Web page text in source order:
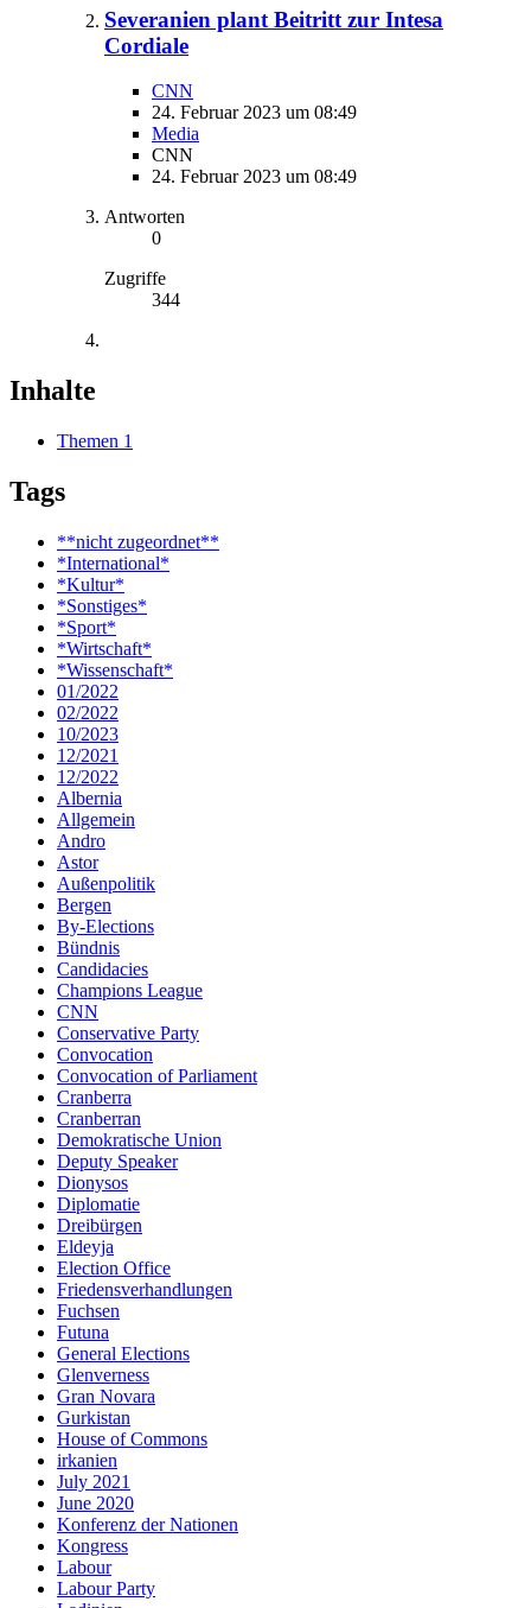
Severanien plant Beitritt zur Intesa
Cordiale
CNN
24. Februar 2023 um 08:49
Media
CNN
24. Februar 2023 um 08:49
Antworten
0
Zugriffe
344
Inhalte
Themen 1
Tags
**nicht zugeordnet**
*International*
*Kultur*
*Sonstiges*
*Sport*
*Wirtschaft*
*Wissenschaft*
01/2022
02/2022
10/2023
12/2021
12/2022
Albernia
Allgemein
Andro
Astor
Außenpolitik
Bergen
By-Elections
Bündnis
Candidacies
Champions League
CNN
Conservative Party
Convocation
Convocation of Parliament
Cranberra
Cranberran
Demokratische Union
Deputy Speaker
Dionysos
Diplomatie
Dreibürgen
Eldeyja
Election Office
Friedensverhandlungen
Fuchsen
Futuna
General Elections
Glenverness
Gran Novara
Gurkistan
House of Commons
irkanien
July 2021
June 2020
Konferenz der Nationen
Kongress
Labour
Labour Party